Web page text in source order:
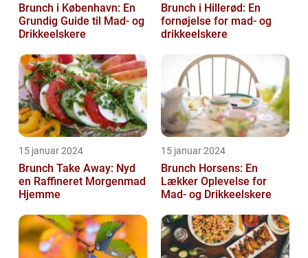
Brunch i København: En
Grundig Guide til Mad- og
Drikkeelskere
Brunch i Hillerød: En
fornøjelse for mad- og
drikkeelskere
15 januar 2024
Brunch Take Away: Nyd
en Raffineret Morgenmad
Hjemme
15 januar 2024
Brunch Horsens: En
Lækker Oplevelse for
Mad- og Drikkeelskere